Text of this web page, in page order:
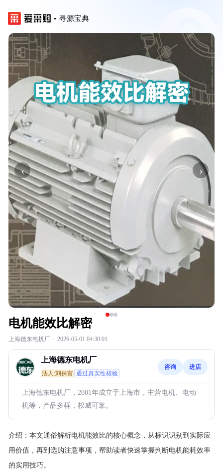
寻源宝典
‹ ›
电机能效比解密
上海德东电机厂 · 2026-05-01 04:30:01
上海德东电机厂
法人:刘保富 通过真实性核验
咨询 进店
上海德东电机厂，2001年成立于上海市，主营电机、电动
机等，产品多样，权威可靠。
介绍： 本文通俗解析电机能效比的核心概念，从标识识别到实际应
用价值，再到选购注意事项，帮助读者快速掌握判断电机能耗效率
的实用技巧。